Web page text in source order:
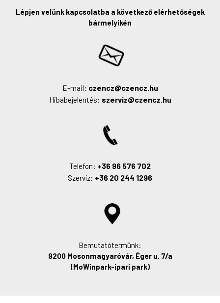
Lépjen velünk kapcsolatba a következő elérhetőségek
bármelyikén
E-mail: czencz@czencz.hu
Hibabejelentés: szerviz@czencz.hu
Telefon: +36 96 576 702
Szervíz: +36 20 244 1296
Bemutatótermünk:
9200 Mosonmagyaróvár, Éger u. 7/a
(MoWinpark-ipari park)